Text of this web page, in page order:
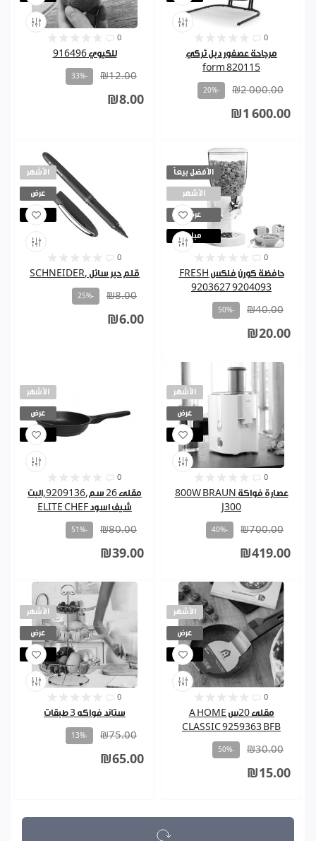
0
للكيوي 916496
₪12.00
-33%
₪8.00
0
مرجاحة عصفور دبل تركي
820115 form
₪2 000.00
-20%
₪1 600.00
الأشهر
عرض
مباع
0
قلم حبر سائل ,SCHNEIDER
₪8.00
-25%
₪6.00
الأفضل بيعاً
الأشهر
عرض
مباع
0
حافظة كورن فلكس FRESH
9203627 9204093
₪40.00
-50%
₪20.00
الأشهر
عرض
مباع
0
مقلى 26 سم,9209136,اليت
شيف اسود ELITE CHEF
₪80.00
-51%
₪39.00
الأشهر
عرض
مباع
0
عصارة فواكة 800W BRAUN
J300
₪700.00
-40%
₪419.00
الأشهر
عرض
مباع
0
ستاند فواكه 3 طبقات
₪75.00
-13%
₪65.00
الأشهر
عرض
مباع
0
مقلى 20س A HOME
CLASSIC 9259363 BFB
₪30.00
-50%
₪15.00